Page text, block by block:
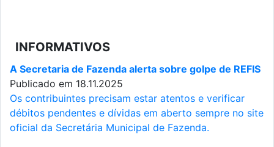
INFORMATIVOS
A Secretaria de Fazenda alerta sobre golpe de REFIS
Publicado em 18.11.2025
Os contribuintes precisam estar atentos e verificar
débitos pendentes e dívidas em aberto sempre no site
oficial da Secretária Municipal de Fazenda.